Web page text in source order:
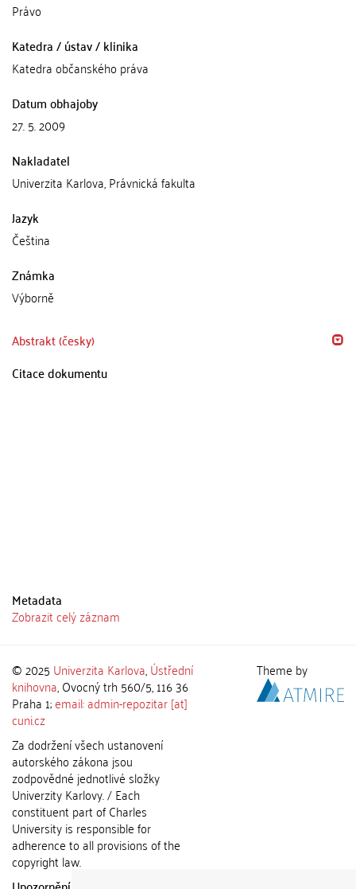
Právo
Katedra / ústav / klinika
Katedra občanského práva
Datum obhajoby
27. 5. 2009
Nakladatel
Univerzita Karlova, Právnická fakulta
Jazyk
Čeština
Známka
Výborně
Abstrakt (česky)
Citace dokumentu
Metadata
Zobrazit celý záznam
© 2025 Univerzita Karlova,Ústřední
knihovna, Ovocný trh 560/5, 116 36
Praha 1;email: admin-repozitar [at]
cuni.cz
Za dodržení všech ustanovení
autorského zákona jsou
zodpovědné jednotlivé složky
Univerzity Karlovy. / Each
constituent part of Charles
University is responsible for
adherence to all provisions of the
copyright law.
Theme by